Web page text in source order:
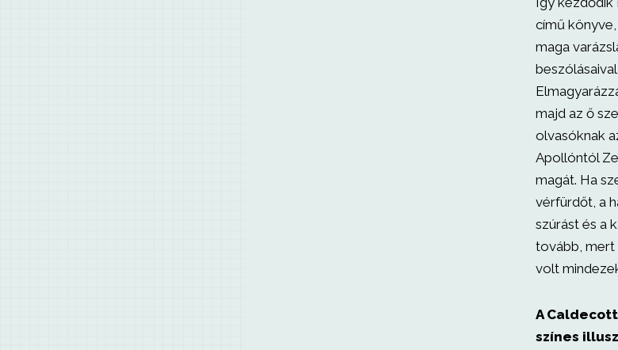
című
maga
majd az ő
olvasóknak
Apollóntól
magát. Ha
vérfürdőt, a
szúrást és a
tovább, mert
volt
A
színes